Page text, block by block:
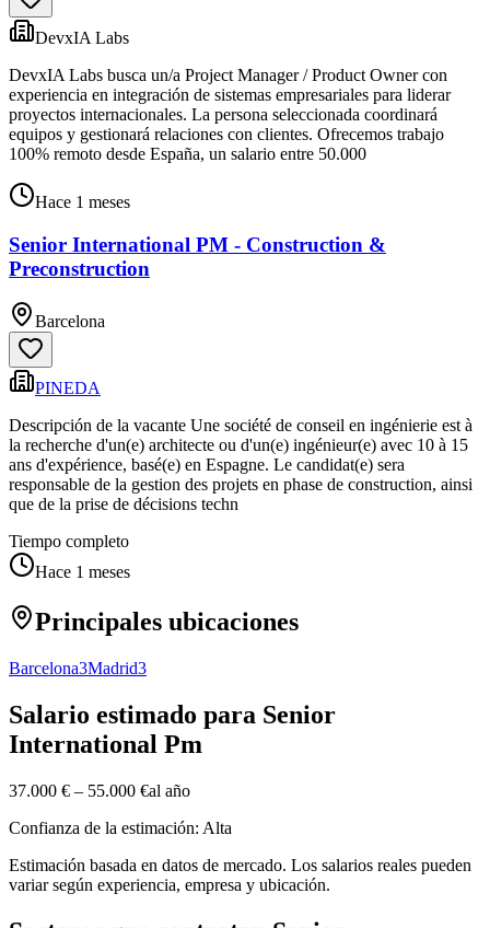
DevxIA Labs
DevxIA Labs busca un/a Project Manager / Product Owner con
experiencia en integración de sistemas empresariales para liderar
proyectos internacionales. La persona seleccionada coordinará
equipos y gestionará relaciones con clientes. Ofrecemos trabajo
100% remoto desde España, un salario entre 50.000
Hace 1 meses
Senior International PM - Construction &
Preconstruction
Barcelona
PINEDA
Descripción de la vacante Une société de conseil en ingénierie est à
la recherche d'un(e) architecte ou d'un(e) ingénieur(e) avec 10 à 15
ans d'expérience, basé(e) en Espagne. Le candidat(e) sera
responsable de la gestion des projets en phase de construction, ainsi
que de la prise de décisions techn
Tiempo completo
Hace 1 meses
Principales ubicaciones
Barcelona3Madrid3
Salario estimado para Senior
International Pm
37.000 € – 55.000 €al año
Confianza de la estimación: Alta
Estimación basada en datos de mercado. Los salarios reales pueden
variar según experiencia, empresa y ubicación.